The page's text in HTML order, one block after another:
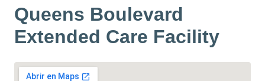
Queens Boulevard
Extended Care Facility